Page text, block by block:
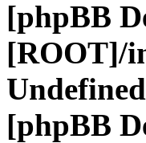
[phpBB
[ROOT]/
[phpBB